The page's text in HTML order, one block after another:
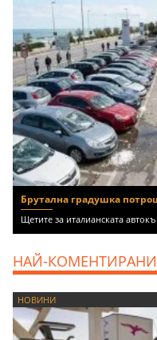
Брутална градушка
Щетите за италианската
НАЙ-КОМЕНТИРАНИ
НОВИНИ